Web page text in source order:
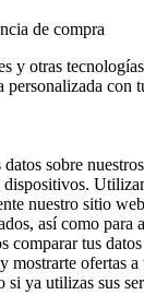
de compra
y otras
personalizada con
sobre
nuestro sitio
así como para
comparar tus
mostrarte ofertas a
ya utilizas sus